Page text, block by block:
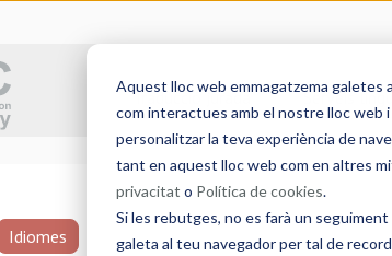
Aquest lloc web emmagatzema galetes
com interactues amb el nostre lloc web
personalitzar la teva experiència de
tant en aquest lloc web com en altres
privacitat o Política de cookies.
Si les rebutges, no es farà un
galeta al teu navegador per tal de
Traducció jurada Serveis
Idiomes